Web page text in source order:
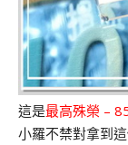
這是最高殊榮 –
小羅不禁對拿到